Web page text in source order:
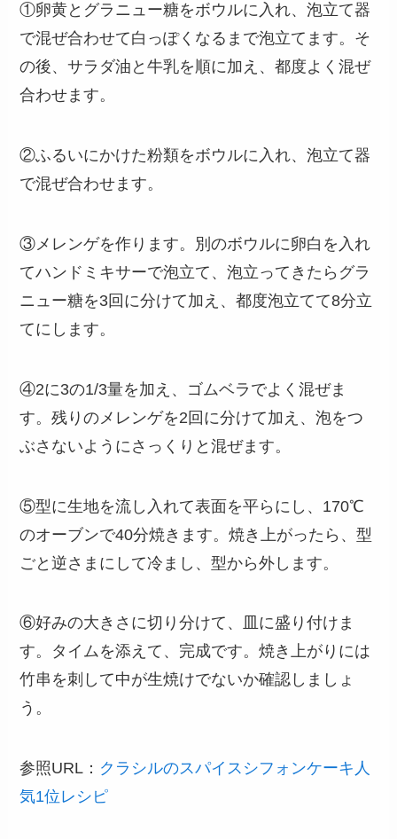
①卵黄とグラニュー糖をボウルに入れ、泡立て器
で混ぜ合わせて白っぽくなるまで泡立てます。そ
の後、サラダ油と牛乳を順に加え、都度よく混ぜ
合わせます。
②ふるいにかけた粉類をボウルに入れ、泡立て器
で混ぜ合わせます。
③メレンゲを作ります。別のボウルに卵白を入れ
てハンドミキサーで泡立て、泡立ってきたらグラ
ニュー糖を3回に分けて加え、都度泡立てて8分立
てにします。
④2に3の1/3量を加え、ゴムベラでよく混ぜま
す。残りのメレンゲを2回に分けて加え、泡をつ
ぶさないようにさっくりと混ぜます。
⑤型に生地を流し入れて表面を平らにし、170℃
のオーブンで40分焼きます。焼き上がったら、型
ごと逆さまにして冷まし、型から外します。
⑥好みの大きさに切り分けて、皿に盛り付けま
す。タイムを添えて、完成です。焼き上がりには
竹串を刺して中が生焼けでないか確認しましょ
う。
参照URL： クラシルのスパイスシフォンケーキ人
気1位レシピ